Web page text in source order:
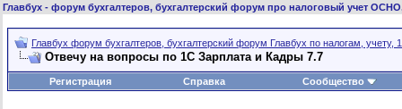
Главбух - форум бухгалтеров, бухгалтерский форум про налоговый учет
Главбух форум бухгалтеров, бухгалтерский форум Главбух по налогам, учету,
Отвечу на вопросы по 1С Зарплата и Кадры 7.7
Регистрация Справка Сообщество